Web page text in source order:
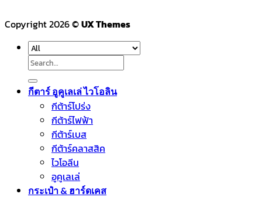
Copyright 2026 ©UX Themes
Search
for:
กีตาร์ อูคูเลเล่ ไวโอลิน
กีต้าร์โปร่ง
กีต้าร์ไฟฟ้า
กีต้าร์เบส
กีต้าร์คลาสสิค
ไวโอลีน
อูคูเลเล่
กระเป๋า & ฮาร์ดเคส